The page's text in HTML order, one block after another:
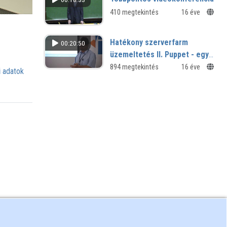
adatok
410 megtekintés 16 éve
00:20:50
Hatékony szerverfarm
üzemeltetés II. Puppet - egy
központi management
894 megtekintés 16 éve